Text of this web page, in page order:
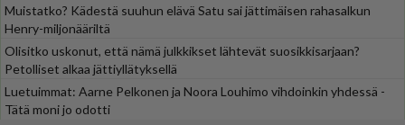
Muistatko? Kädestä suuhun elävä Satu sai jättimäisen rahasalkun
Henry-miljonääriltä
Olisitko uskonut, että nämä julkkikset lähtevät suosikkisarjaan?
Petolliset alkaa jättiyllätyksellä
Luetuimmat: Aarne Pelkonen ja Noora Louhimo vihdoinkin yhdessä -
Tätä moni jo odotti